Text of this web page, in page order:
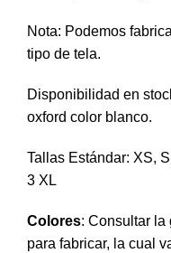
Nota: Podemos
tipo de tela.
Disponibilidad en
oxford color blanco.
Tallas Estándar:
3 XL
Colores: Consultar la
para fabricar, la cual